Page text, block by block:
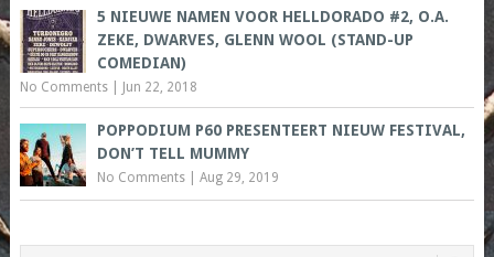
5 NIEUWE NAMEN VOOR HELLDORADO #2, O.A.
ZEKE, DWARVES, GLENN WOOL (STAND-UP
COMEDIAN)
No Comments| Jun 22, 2018
POPPODIUM P60 PRESENTEERT NIEUW FESTIVAL,
DON’T TELL MUMMY
No Comments| Aug 29, 2019